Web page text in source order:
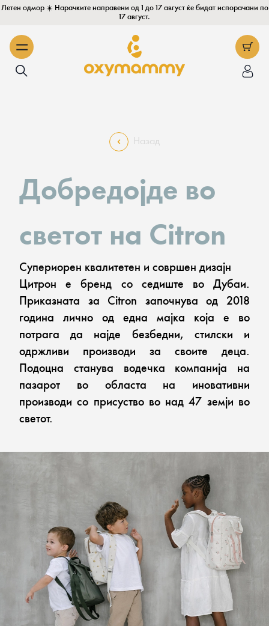
Летен одмор ☀️ Нарачките направени од 1 до 17 август ќе бидат испорачани по
17 август.
Назад
Добредојде во
светот на Citron
Супериорен квалитетен и совршен дизајн
Цитрон е бренд со седиште во Дубаи.
Приказната за Citron започнува од 2018
година лично од една мајка која е во
потрага да најде безбедни, стилски и
одржливи производи за своите деца.
Подоцна станува водечка компанија на
пазарот во областа на иновативни
производи со присуство во над 47 земји во
светот.